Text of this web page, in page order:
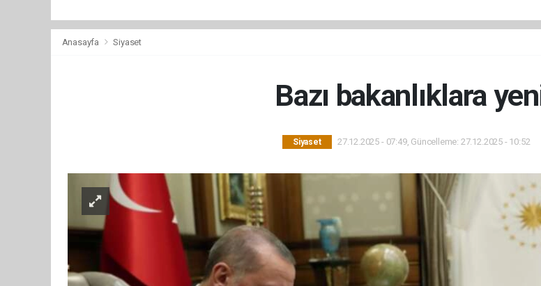
Anasayfa Siyaset
Bazı bakanlıklara
Siyaset 27.12.2025 - 07:49, Güncelleme: 27.12.2025 - 10:52